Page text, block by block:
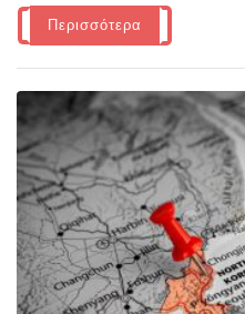
Περισσότερα